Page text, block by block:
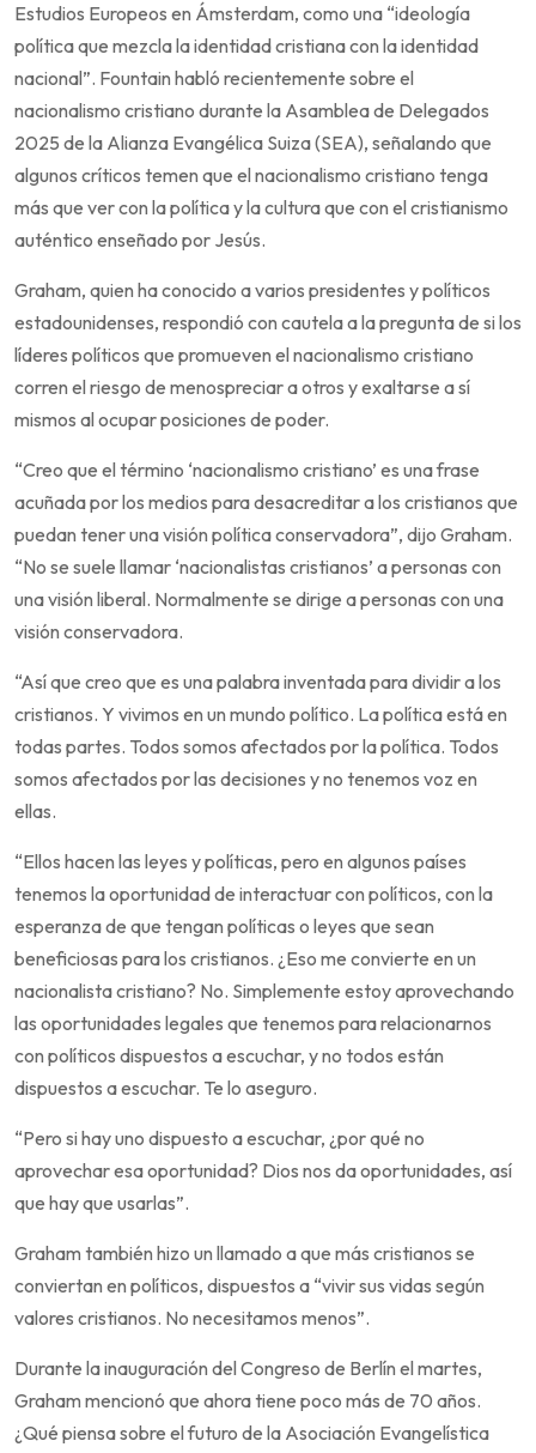
Estudios Europeos en Ámsterdam, como una “ideología
política que mezcla la identidad cristiana con la identidad
nacional”. Fountain habló recientemente sobre el
nacionalismo cristiano durante la Asamblea de Delegados
2025 de la Alianza Evangélica Suiza (SEA), señalando que
algunos críticos temen que el nacionalismo cristiano tenga
más que ver con la política y la cultura que con el cristianismo
auténtico enseñado por Jesús.
Graham, quien ha conocido a varios presidentes y políticos
estadounidenses, respondió con cautela a la pregunta de si los
líderes políticos que promueven el nacionalismo cristiano
corren el riesgo de menospreciar a otros y exaltarse a sí
mismos al ocupar posiciones de poder.
“Creo que el término ‘nacionalismo cristiano’ es una frase
acuñada por los medios para desacreditar a los cristianos que
puedan tener una visión política conservadora”, dijo Graham.
“No se suele llamar ‘nacionalistas cristianos’ a personas con
una visión liberal. Normalmente se dirige a personas con una
visión conservadora.
“Así que creo que es una palabra inventada para dividir a los
cristianos. Y vivimos en un mundo político. La política está en
todas partes. Todos somos afectados por la política. Todos
somos afectados por las decisiones y no tenemos voz en
ellas.
“Ellos hacen las leyes y políticas, pero en algunos países
tenemos la oportunidad de interactuar con políticos, con la
esperanza de que tengan políticas o leyes que sean
beneficiosas para los cristianos. ¿Eso me convierte en un
nacionalista cristiano? No. Simplemente estoy aprovechando
las oportunidades legales que tenemos para relacionarnos
con políticos dispuestos a escuchar, y no todos están
dispuestos a escuchar. Te lo aseguro.
“Pero si hay uno dispuesto a escuchar, ¿por qué no
aprovechar esa oportunidad? Dios nos da oportunidades, así
que hay que usarlas”.
Graham también hizo un llamado a que más cristianos se
conviertan en políticos, dispuestos a “vivir sus vidas según
valores cristianos. No necesitamos menos”.
Durante la inauguración del Congreso de Berlín el martes,
Graham mencionó que ahora tiene poco más de 70 años.
¿Qué piensa sobre el futuro de la Asociación Evangelística